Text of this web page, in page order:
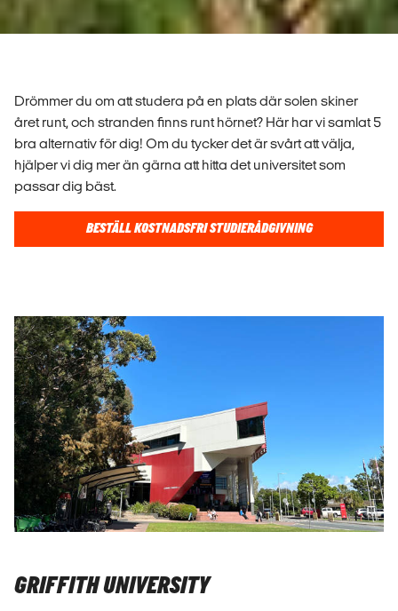
Drömmer du om att studera på en plats där solen skiner
året runt, och stranden finns runt hörnet? Här har vi samlat 5
bra alternativ för dig! Om du tycker det är svårt att välja,
hjälper vi dig mer än gärna att hitta det universitet som
passar dig bäst.
BESTÄLL KOSTNADSFRI STUDIERÅDGIVNING
GRIFFITH UNIVERSITY